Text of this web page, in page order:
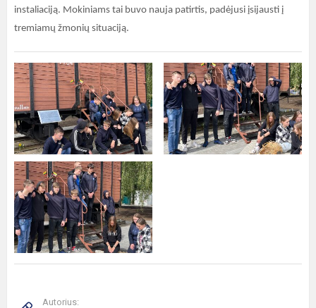
instaliaciją. Mokiniams tai buvo nauja patirtis, padėjusi įsijausti į
tremiamų žmonių situaciją.
Autorius: